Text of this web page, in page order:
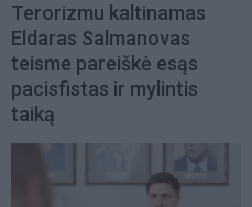
Terorizmu kaltinamas
Eldaras Salmanovas
teisme pareiškė esąs
pacisfistas ir mylintis
taiką